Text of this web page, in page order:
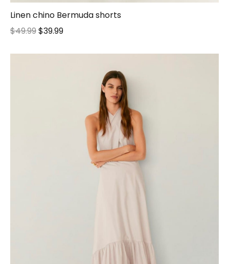
Linen chino Bermuda shorts
$49.99$39.99